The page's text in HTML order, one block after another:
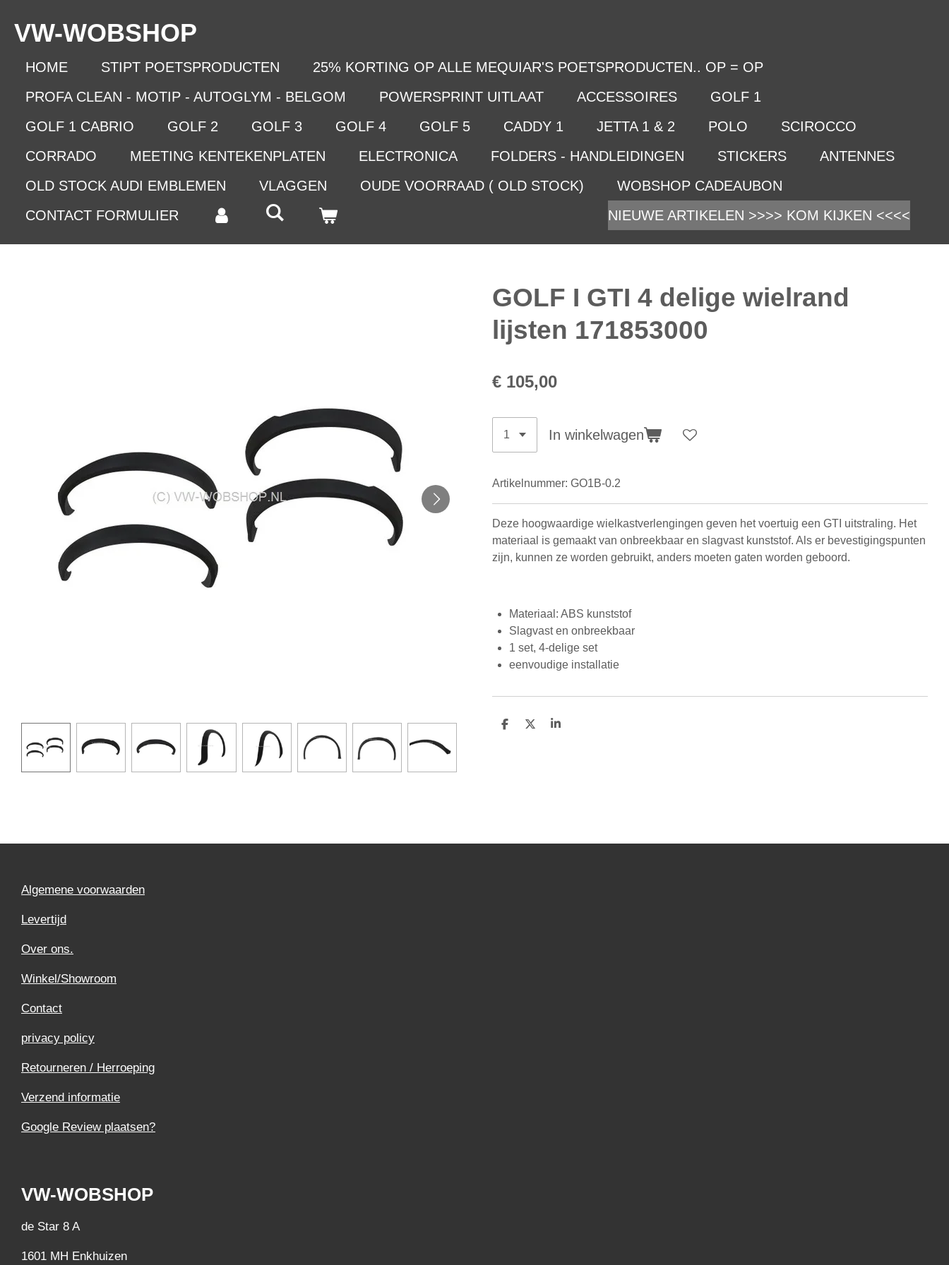
direct
VW-WOBSHOP
HOME STIPT POETSPRODUCTEN
25% KORTING OP ALLE MEQUIAR'S POETSPRODUCTEN.. OP = OP
PROFA CLEAN - MOTIP - AUTOGLYM - BELGOM
POWERSPRINT UITLAAT ACCESSOIRES
GOLF 1
GOLF 1 CABRIO
GOLF 2 GOLF 3 GOLF 4 GOLF 5 CADDY 1 JETTA 1 & 2 POLO
SCIROCCO
CORRADO
MEETING KENTEKENPLATEN ELECTRONICA FOLDERS - HANDLEIDINGEN STICKERS
ANTENNES
OLD STOCK AUDI EMBLEMEN
VLAGGEN OUDE VOORRAAD ( OLD STOCK)
WOBSHOP CADEAUBON
CONTACT FORMULIER
NIEUWE ARTIKELEN >>>> KOM KIJKEN <<<<
GOLF I GTI 4 delige wielrand
lijsten 171853000
€ 105,00
In winkelwagen
Artikelnummer: GO1B-0.2
Deze hoogwaardige wielkastverlengingen geven het voertuig een GTI uitstraling. Het
materiaal is gemaakt van onbreekbaar en slagvast kunststof. Als er bevestigingspunten
zijn, kunnen ze worden gebruikt, anders moeten gaten worden geboord.
Materiaal: ABS kunststof
Slagvast en onbreekbaar
1 set, 4-delige set
eenvoudige installatie
D
D
S
Algemene voorwaarden
Levertijd
Over ons.
Winkel/Showroom
Contact
privacy policy
Retourneren / Herroeping
Verzend informatie
Google Review plaatsen?
VW-WOBSHOP
de Star 8 A
1601 MH Enkhuizen